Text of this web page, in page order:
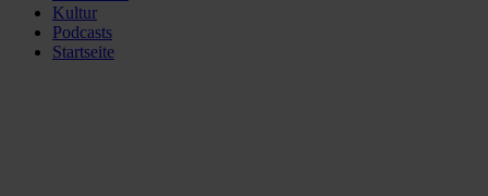
Kultur
Podcasts
Startseite